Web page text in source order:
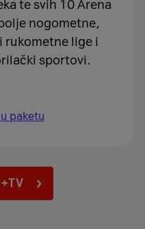
te svih 10 Arena
nogometne,
rukometne lige i
sportovi.
paketu